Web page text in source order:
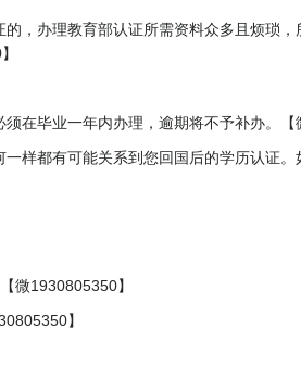
，办理教育部认证所需资料众多且烦琐
在毕业一年内办理，逾期将不予补办。【
样都有可能关系到您回国后的学历认证
微1930805350】
】